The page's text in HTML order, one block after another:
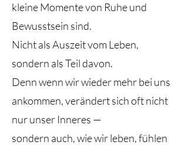
kleine Momente von Ruhe und
Bewusstsein sind.
Nicht als Auszeit vom Leben,
sondern als Teil davon.
Denn wenn wir wieder mehr bei uns
ankommen, verändert sich oft nicht
nur unser Inneres —
sondern auch, wie wir leben, fühlen